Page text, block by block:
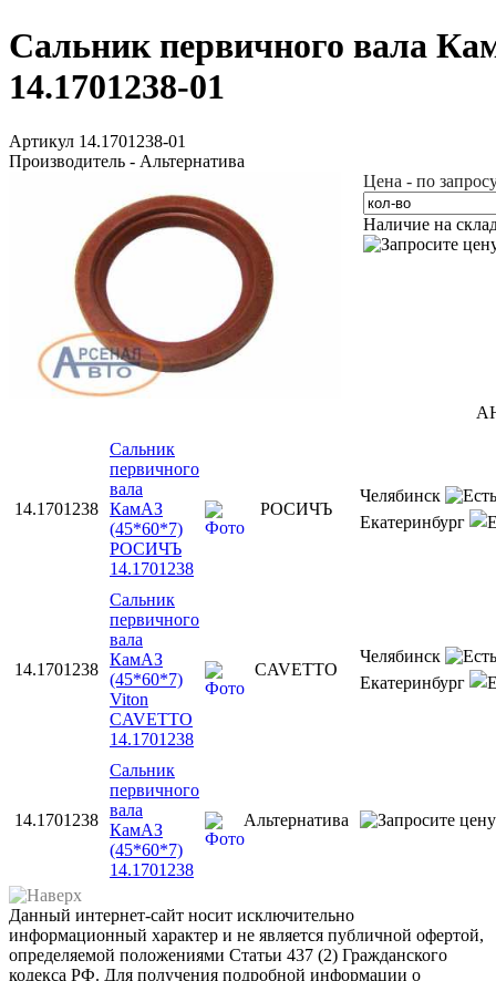
Сальник первичного вала
14.1701238-01
Артикул 14.1701238-01
Производитель - Альтернатива
Цена - по
Наличие на
14.1701238
Сальник
первичного
вала
КамАЗ
(45*60*7)
РОСИЧЪ
14.1701238
РОСИЧЪ
Челябинск
Екатеринбург
14.1701238
Сальник
первичного
вала
КамАЗ
(45*60*7)
Viton
CAVETTO
14.1701238
CAVETTO
Челябинск
Екатеринбург
14.1701238
Сальник
первичного
вала
КамАЗ
(45*60*7)
14.1701238
Альтернатива
Данный интернет-сайт носит исключительно
информационный характер и не является публичной офертой,
определяемой положениями Статьи 437 (2) Гражданского
кодекса РФ. Для получения подробной информации о